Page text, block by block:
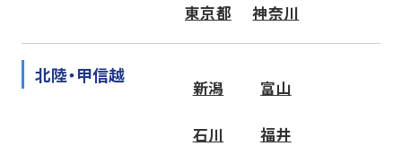
東京都 神奈川
北陸・甲信越
新潟 富山
石川 福井